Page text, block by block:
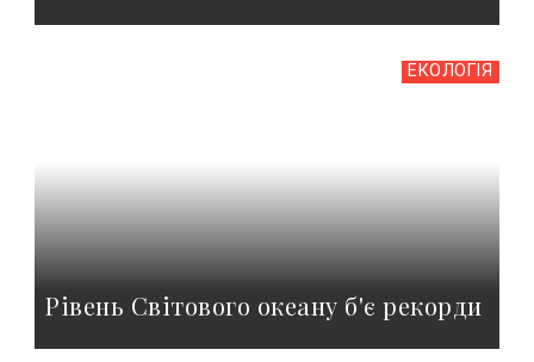
ЕКОЛОГІЯ
Рівень Світового океану б'є рекорди